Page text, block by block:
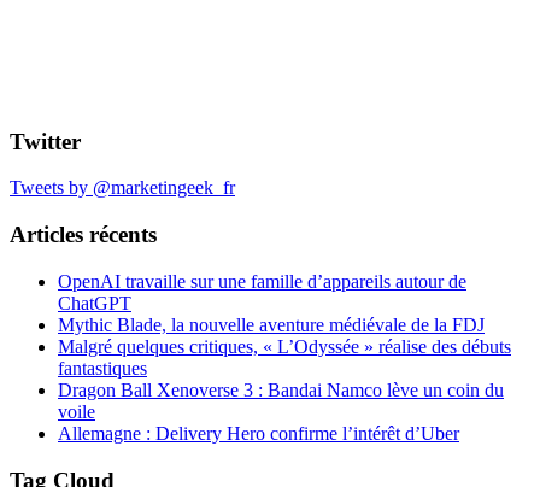
Twitter
Tweets by @marketingeek_fr
Articles récents
OpenAI travaille sur une famille d’appareils autour de
ChatGPT
Mythic Blade, la nouvelle aventure médiévale de la FDJ
Malgré quelques critiques, « L’Odyssée » réalise des débuts
fantastiques
Dragon Ball Xenoverse 3 : Bandai Namco lève un coin du
voile
Allemagne : Delivery Hero confirme l’intérêt d’Uber
Tag Cloud